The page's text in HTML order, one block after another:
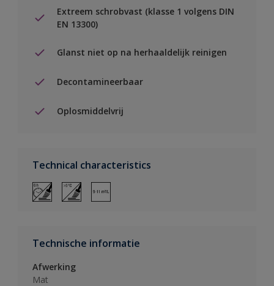
Extreem schrobvast (klasse 1 volgens DIN
EN 13300)
Glanst niet op na herhaaldelijk reinigen
Decontamineerbaar
Oplosmiddelvrij
Technical characteristics
Technische informatie
Afwerking
Mat